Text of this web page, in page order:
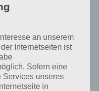
zu Ach, wie Süß im April
an unserem
Internetseiten ist
Sofern eine
Services unseres
in